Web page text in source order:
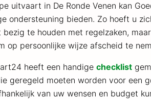
uitvaart in De Ronde Venen kan
ondersteuning bieden. Zo hoeft u
te houden met regelzaken,
op persoonlijke wijze afscheid te
heeft een handige checklist
geregeld moeten worden voor een
van uw wensen en budget